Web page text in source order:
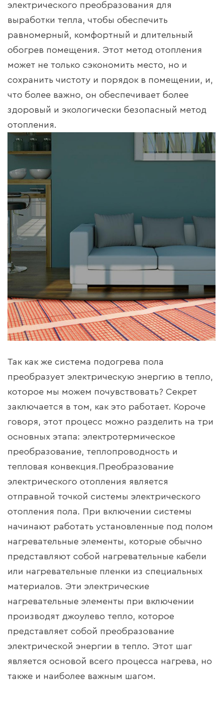
электрического преобразования для
выработки тепла, чтобы обеспечить
равномерный, комфортный и длительный
обогрев помещения. Этот метод отопления
может не только сэкономить место, но и
сохранить чистоту и порядок в помещении, и,
что более важно, он обеспечивает более
здоровый и экологически безопасный метод
отопления.
Так как же система подогрева пола
преобразует электрическую энергию в тепло,
которое мы можем почувствовать? Секрет
заключается в том, как это работает. Короче
говоря, этот процесс можно разделить на три
основных этапа: электротермическое
преобразование, теплопроводность и
тепловая конвекция.Преобразование
электрического отопления является
отправной точкой системы электрического
отопления пола. При включении системы
начинают работать установленные под полом
нагревательные элементы, которые обычно
представляют собой нагревательные кабели
или нагревательные пленки из специальных
материалов. Эти электрические
нагревательные элементы при включении
производят джоулево тепло, которое
представляет собой преобразование
электрической энергии в тепло. Этот шаг
является основой всего процесса нагрева, но
также и наиболее важным шагом.